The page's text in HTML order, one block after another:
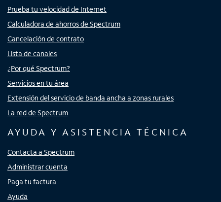
Prueba tu velocidad de Internet
Calculadora de ahorros de Spectrum
Cancelación de contrato
Lista de canales
¿Por qué Spectrum?
Servicios en tu área
Extensión del servicio de banda ancha a zonas rurales
La red de Spectrum
AYUDA Y ASISTENCIA TÉCNICA
Contacta a Spectrum
Administrar cuenta
Paga tu factura
Ayuda